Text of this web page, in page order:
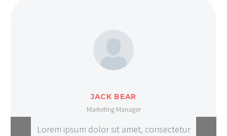
JACK BEAR
Marketing Manager
Lorem ipsum dolor sit amet, consectetur